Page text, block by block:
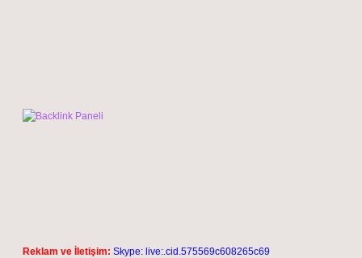
Reklam ve İletişim: Skype: live:.cid.575569c608265c69